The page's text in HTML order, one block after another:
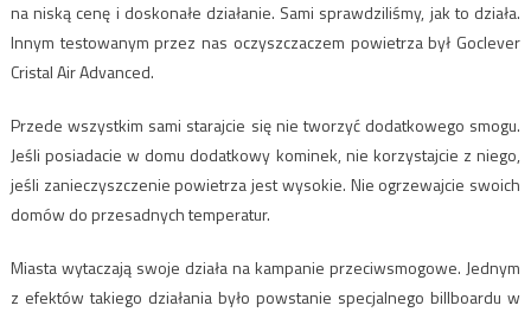
na niską cenę i doskonałe działanie. Sami sprawdziliśmy, jak to działa.
Innym testowanym przez nas oczyszczaczem powietrza był Goclever
Cristal Air Advanced.
Przede wszystkim sami starajcie się nie tworzyć dodatkowego smogu.
Jeśli posiadacie w domu dodatkowy kominek, nie korzystajcie z niego,
jeśli zanieczyszczenie powietrza jest wysokie. Nie ogrzewajcie swoich
domów do przesadnych temperatur.
Miasta wytaczają swoje działa na kampanie przeciwsmogowe. Jednym
z efektów takiego działania było powstanie specjalnego billboardu w